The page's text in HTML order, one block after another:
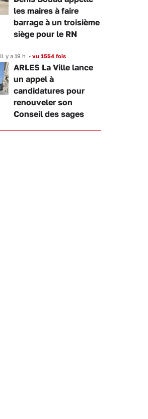
les maires à faire
barrage à un troisième
siège pour le RN
Il y a 19 h • vu 1554 fois
ARLES La Ville lance
un appel à
candidatures pour
renouveler son
Conseil des sages